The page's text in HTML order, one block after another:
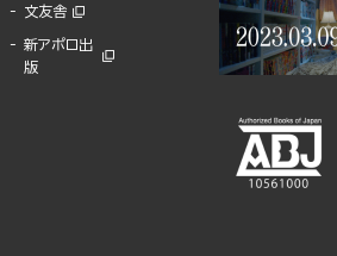
文友舎
新アポロ出
版